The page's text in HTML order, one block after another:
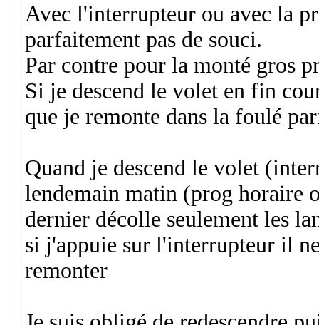
Avec l'interrupteur ou avec la
parfaitement pas de souci.
Par contre pour la monté gros
Si je descend le volet en fin
que je remonte dans la foulé
Quand je descend le volet
lendemain matin (prog horaire
dernier décolle seulement les
si j'appuie sur l'interrupteur il
remonter